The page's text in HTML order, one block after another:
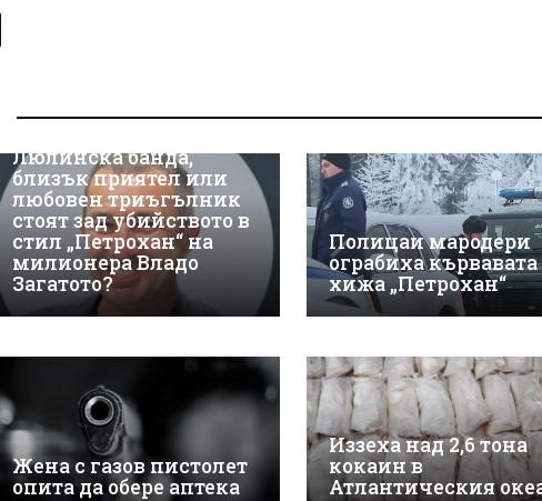
Люлинска банда,
близък приятел или
любовен триъгълник
стоят зад убийството в
стил „Петрохан“ на
милионера Владо
Загатото?
Полицаи мародери
ограбиха кървавата
хижа „Петрохан“
Жена с газов пистолет
опита да обере аптека
Иззеха над 2,6 тона
кокаин в
Атлантическия